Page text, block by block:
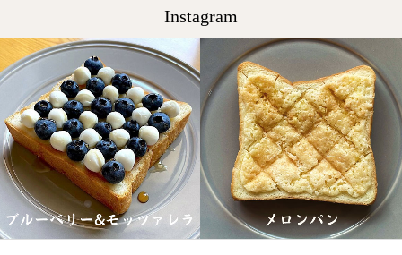
Instagram